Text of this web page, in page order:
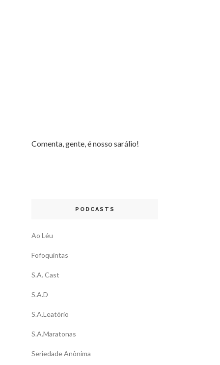
Comenta, gente, é nosso sarálio!
PODCASTS
Ao Léu
Fofoquintas
S.A. Cast
S.A.D
S.A.Leatório
S.A.Maratonas
Seriedade Anônima